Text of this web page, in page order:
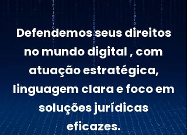
Defendemos seus direitos
no mundo digital , com
atuação estratégica,
linguagem clara e foco em
soluções jurídicas
eficazes.